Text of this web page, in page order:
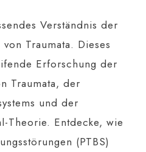
Verständnis der
Traumata. Dieses
Erforschung der
Traumata, der
und der
Theorie. Entdecke, wie
(PTBS)